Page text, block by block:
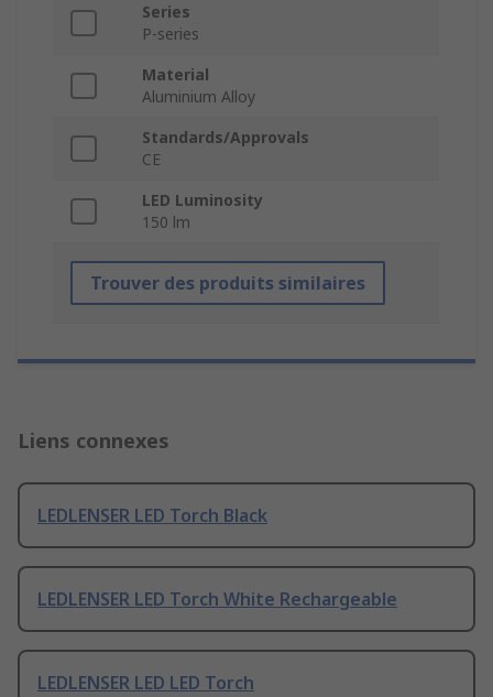
Series
P-series
Material
Aluminium Alloy
Standards/Approvals
CE
LED Luminosity
150 lm
Trouver des produits similaires
Liens connexes
LEDLENSER LED Torch Black
LEDLENSER LED Torch White Rechargeable
LEDLENSER LED LED Torch